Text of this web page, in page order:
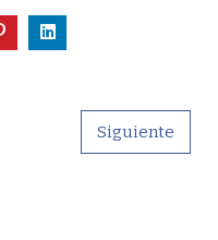
Siguiente